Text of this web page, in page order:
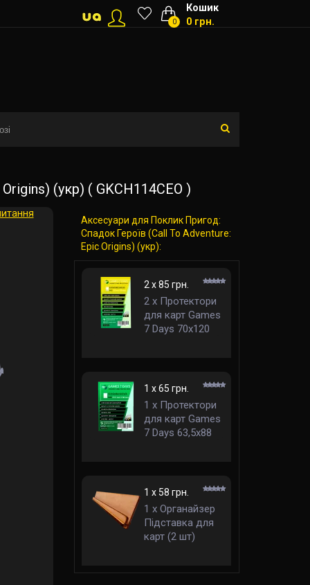
Кошик
0 0 грн.
(укр) ( GKCH114CEO )
Аксесуари для Поклик Пригод:
Спадок Героїв (Call To Adventure:
Epic Origins) (укр):
2 x 85 грн.
2 x Протектори
для карт Games
7 Days 70x120
1 x 65 грн.
1 x Протектори
для карт Games
7 Days 63,5x88
1 x 58 грн.
1 x Органайзер
Підставка для
карт (2 шт)